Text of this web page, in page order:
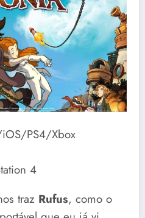
PS4/Xbox
4
traz Rufus, como o